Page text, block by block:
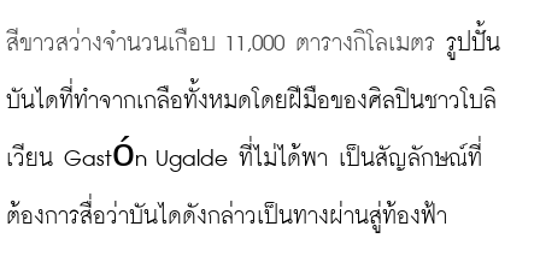
สีขาวสว่างจำนวนเกือบ 11,000 ตารางกิโลเมตร รูปปั้น
บันไดที่ทำจากเกลือทั้งหมดโดยฝีมือของศิลปินชาวโบลิ
เวียน Gastón Ugalde ที่ไม่ได้พา เป็นสัญลักษณ์ที่
ต้องการสื่อว่าบันไดดังกล่าวเป็นทางผ่านสู่ท้องฟ้า